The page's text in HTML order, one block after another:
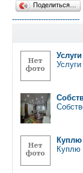
Поделиться…
----------------------------
Куплю